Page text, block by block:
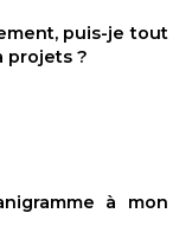
puis-je tout
projets ?
à mon